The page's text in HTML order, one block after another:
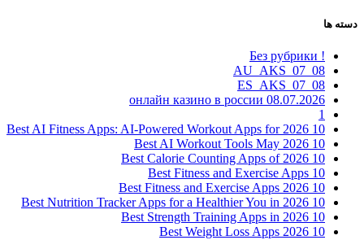
دسته ها
! Без рубрики
08_07_AU_AKS
08_07_ES_AKS
08.07.2026 онлайн казино в россии
1
10 Best AI Fitness Apps: AI-Powered Workout Apps for 2026
10 Best AI Workout Tools May 2026
10 Best Calorie Counting Apps of 2026
10 Best Fitness and Exercise Apps
10 Best Fitness and Exercise Apps 2026
10 Best Nutrition Tracker Apps for a Healthier You in 2026
10 Best Strength Training Apps in 2026
10 Best Weight Loss Apps 2026